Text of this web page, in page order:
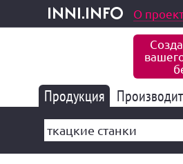
inni.info
и услуги О
Продукция 177 834